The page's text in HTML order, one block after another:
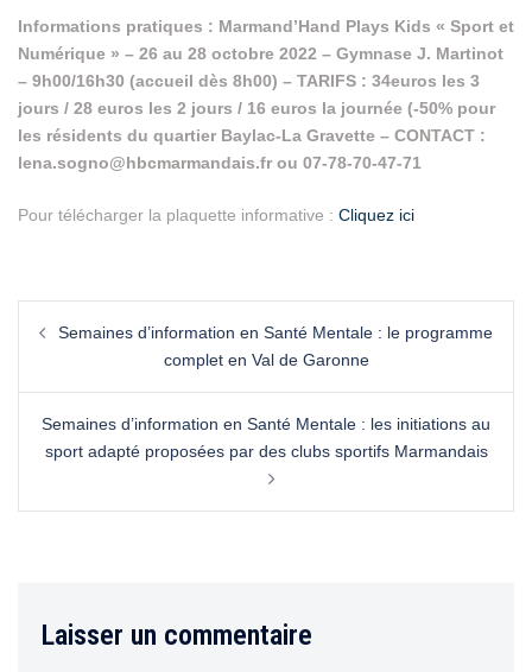
Informations pratiques : Marmand’Hand Plays Kids « Sport et
Numérique » – 26 au 28 octobre 2022 – Gymnase J. Martinot
– 9h00/16h30 (accueil dès 8h00) – TARIFS : 34euros les 3
jours / 28 euros les 2 jours / 16 euros la journée (-50% pour
les résidents du quartier Baylac-La Gravette – CONTACT :
lena.sogno@hbcmarmandais.fr ou 07-78-70-47-71
Pour télécharger la plaquette informative : Cliquez ici
Semaines d’information en Santé Mentale : le programme
complet en Val de Garonne
Semaines d’information en Santé Mentale : les initiations au
sport adapté proposées par des clubs sportifs Marmandais
Laisser un commentaire